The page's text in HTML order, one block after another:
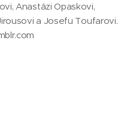
Anastázi Opaskovi,
a Josefu Toufarovi.